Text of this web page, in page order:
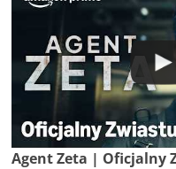
Agent Zeta | Oficjalny